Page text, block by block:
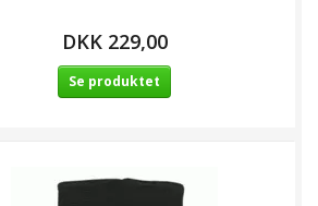
DKK 229,00
Se produktet